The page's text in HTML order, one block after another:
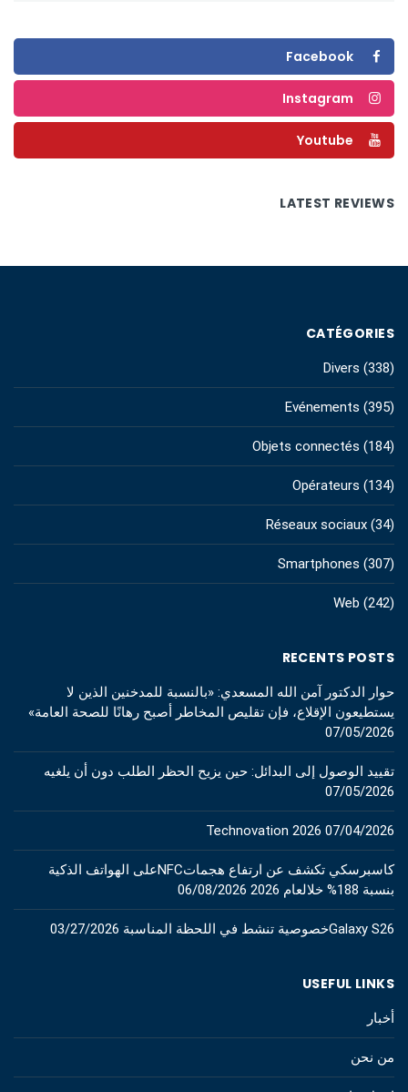
Facebook
Instagram
Youtube
LATEST REVIEWS
CATÉGORIES
Divers (338)
Evénements (395)
Objets connectés (184)
Opérateurs (134)
Réseaux sociaux (34)
Smartphones (307)
Web (242)
RECENTS POSTS
حوار الدكتور آمن الله المسعدي: «بالنسبة للمدخنين الذين لا
يستطيعون الإقلاع، فإن تقليص المخاطر أصبح رهانًا للصحة العامة»
07/05/2026
تقييد الوصول إلى البدائل: حين يزيح الحظر الطلب دون أن يلغيه
07/05/2026
Technovation 2026 07/04/2026
كاسبرسكي تكشف عن ارتفاع هجماتNFCعلى الهواتف الذكية
بنسبة 188% خلالعام 2026
06/08/2026
Galaxy S26خصوصية تنشط في اللحظة المناسبة 03/27/2026
USEFUL LINKS
أخبار
من نحن